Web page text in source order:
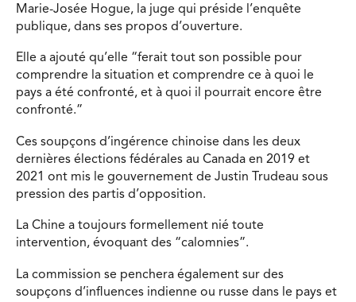
Marie-Josée Hogue, la juge qui préside l’enquête
publique, dans ses propos d’ouverture.
Elle a ajouté qu’elle “ferait tout son possible pour
comprendre la situation et comprendre ce à quoi le
pays a été confronté, et à quoi il pourrait encore être
confronté.”
Ces soupçons d’ingérence chinoise dans les deux
dernières élections fédérales au Canada en 2019 et
2021 ont mis le gouvernement de Justin Trudeau sous
pression des partis d’opposition.
La Chine a toujours formellement nié toute
intervention, évoquant des “calomnies”.
La commission se penchera également sur des
soupçons d’influences indienne ou russe dans le pays et